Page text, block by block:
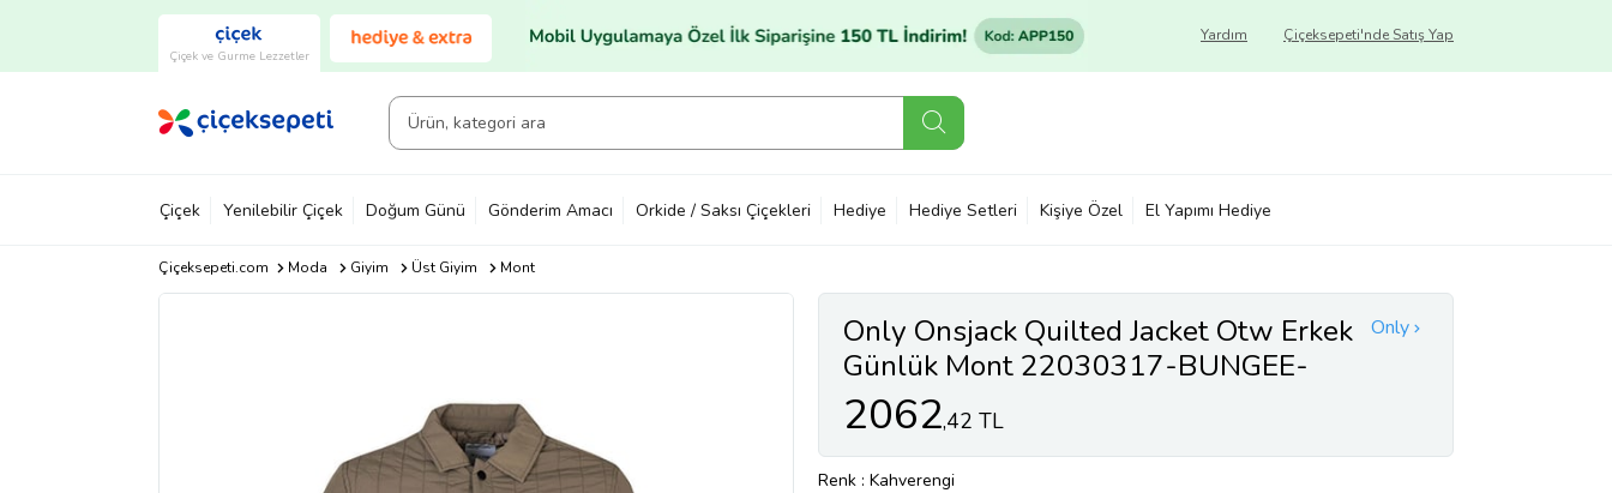
Çiçek ve Gurme Lezzetler
Çiçeksepeti'nde Satış Yap
Yardım
Çiçek Yenilebilir Çiçek Doğum Günü Gönderim Amacı Orkide / Saksı Çiçekleri Hediye Hediye Setleri Kişiye Özel El Yapımı Hediye
Çiçeksepeti.com Moda Giyim Üst Giyim Mont
Only
Only Onsjack Quilted Jacket Otw Erkek
Günlük Mont 22030317-BUNGEE-
CORD Kahverengi
2062,42 TL
Renk : Kahverengi